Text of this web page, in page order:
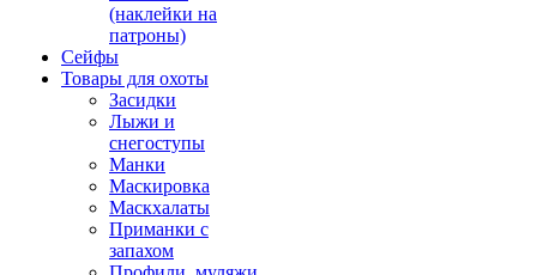
(наклейки на
патроны)
Сейфы
Товары для охоты
Засидки
Лыжи и
снегоступы
Манки
Маскировка
Маскхалаты
Приманки с
запахом